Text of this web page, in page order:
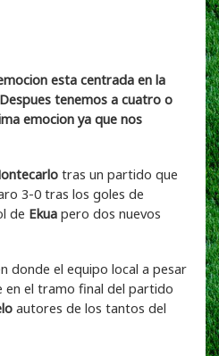
esta centrada en la
tenemos a cuatro o
emocion ya que nos
tras un partido que
3-0 tras los goles de
de Ekua pero dos nuevos
donde el equipo local a pesar
en el tramo final del partido
autores de los tantos del